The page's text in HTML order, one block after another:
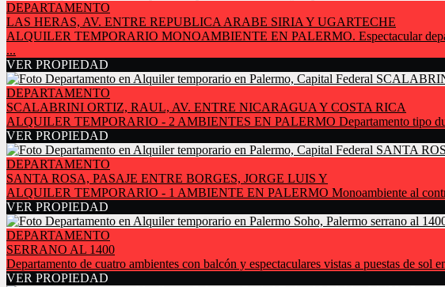
DEPARTAMENTO
LAS HERAS, AV. ENTRE REPUBLICA ARABE SIRIA Y UGARTECHE
ALQUILER TEMPORARIO MONOAMBIENTE EN PALERMO. Espectacular
...
VER PROPIEDAD
DEPARTAMENTO
SCALABRINI ORTIZ, RAUL, AV. ENTRE NICARAGUA Y COSTA RICA
ALQUILER TEMPORARIO - 2 AMBIENTES EN PALERMO Departamento tipo
VER PROPIEDAD
DEPARTAMENTO
SANTA ROSA, PASAJE ENTRE BORGES, JORGE LUIS Y
ALQUILER TEMPORARIO - 1 AMBIENTE EN PALERMO Monoambiente al
VER PROPIEDAD
DEPARTAMENTO
SERRANO AL 1400
Departamento de cuatro ambientes con balcón y espectaculares vistas a puestas de
VER PROPIEDAD